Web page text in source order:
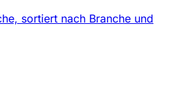
sortiert nach Branche und